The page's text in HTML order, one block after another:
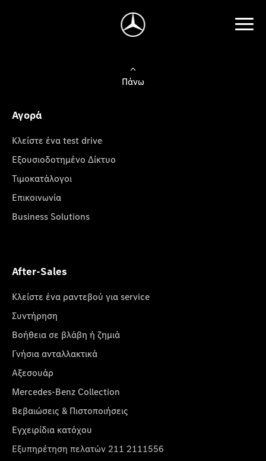
Πάνω
Αγορά
Κλείστε ένα test drive
Εξουσιοδοτημένο Δίκτυο
Τιμοκατάλογοι
Επικοινωνία
Business Solutions
After-Sales
Κλείστε ένα ραντεβού για service
Συντήρηση
Βοήθεια σε βλάβη ή ζημιά
Γνήσια ανταλλακτικά
Αξεσουάρ
Mercedes-Benz Collection
Βεβαιώσεις & Πιστοποιήσεις
Εγχειρίδια κατόχου
Εξυπηρέτηση πελατών 211 2111556